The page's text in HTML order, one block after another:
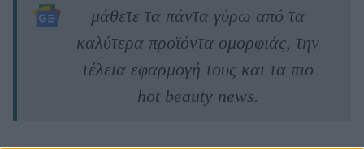
μάθετε τα πάντα γύρω από τα
καλύτερα προϊόντα ομορφιάς, την
τέλεια εφαρμογή τους και τα πιο
hot beauty news.